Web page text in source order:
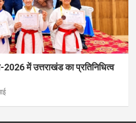
में उत्तराखंड का प्रतिनिधित्व